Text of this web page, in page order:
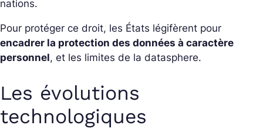
nations.
Pour protéger ce droit, les États légifèrent pour
encadrer la protection des données à caractère
personnel, et les limites de la datasphere.
Les évolutions
technologiques